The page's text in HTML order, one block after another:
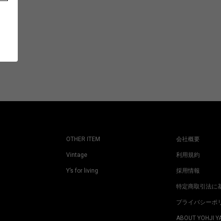
OTHER ITEM
Vintage
Y’s for living
会社概要
利用規約
採用情報
特定商取引法に
プライバシーポ
ABOUT YOHJI